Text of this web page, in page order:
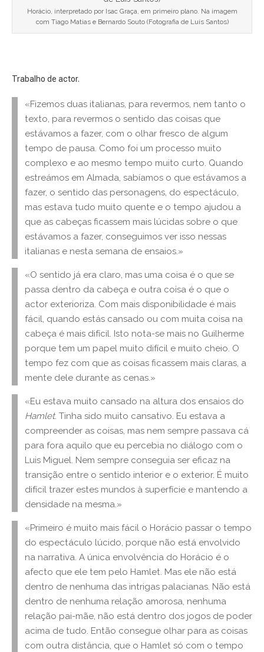
Horácio, interpretado por Isac Graça, em primeiro plano. Na imagem
com Tiago Matias e Bernardo Souto (Fotografia de Luís Santos)
Trabalho de actor.
«Fizemos duas italianas, para revermos, nem tanto o
texto, para revermos o sentido das coisas que
estávamos a fazer, com o olhar fresco de algum
tempo de pausa. Como foi um processo muito
complexo e ao mesmo tempo muito curto. Quando
estreámos em Almada, sabíamos o que estávamos a
fazer, o sentido das personagens, do espectáculo,
mas estava tudo muito quente e o tempo ajudou a
que as cabeças ficassem mais lúcidas sobre o que
estávamos a fazer, conseguimos ver isso nessas
italianas e nesta semana de ensaios.»
«O sentido já era claro, mas uma coisa é o que se
passa dentro da cabeça e outra coisa é o que o
actor exterioriza. Com mais disponibilidade é mais
fácil, quando estás cansado ou com muita coisa na
cabeça é mais difícil. Isto nota-se mais no Guilherme
porque tem um papel muito difícil e muito cheio. O
tempo fez com que as coisas ficassem mais claras, a
mente dele durante as cenas.»
«Eu estava muito cansado na altura dos ensaios do
Hamlet. Tinha sido muito cansativo. Eu estava a
compreender as coisas, mas nem sempre passava cá
para fora aquilo que eu percebia no diálogo com o
Luis Miguel. Nem sempre conseguia ser eficaz na
transição entre o sentido interior e o exterior. É muito
difícil trazer estes mundos à superfície e mantendo a
densidade na mesma.»
«Primeiro é muito mais fácil o Horácio passar o tempo
do espectáculo lúcido, porque não está envolvido
na narrativa. A única envolvência do Horácio é o
afecto que ele tem pelo Hamlet. Mas ele não está
dentro de nenhuma das intrigas palacianas. Não está
dentro de nenhuma relação amorosa, nenhuma
relação pai-mãe, não está dentro dos jogos de poder
acima de tudo. Então consegue olhar para as coisas
com outra distância, que o Hamlet só com o tempo